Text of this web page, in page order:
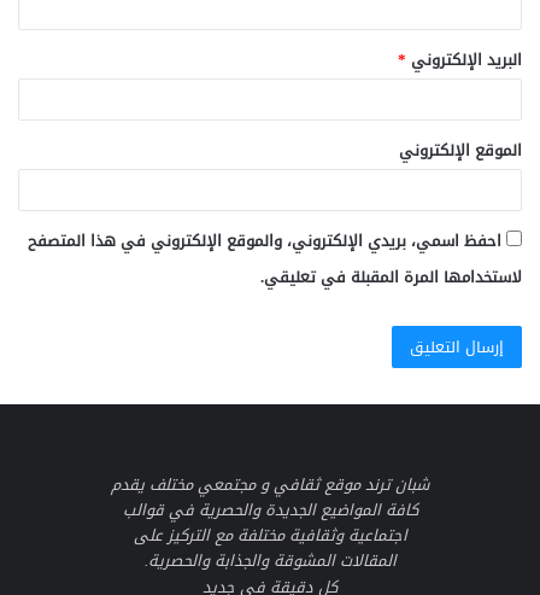
البريد الإلكتروني *
الموقع الإلكتروني
احفظ اسمي، بريدي الإلكتروني، والموقع الإلكتروني في هذا المتصفح
لاستخدامها المرة المقبلة في تعليقي.
شبان ترند موقع ثقافي و مجتمعي مختلف يقدم
كافة المواضيع الجديدة والحصرية في قوالب
اجتماعية وثقافية مختلفة مع التركيز على
المقالات المشوقة والجذابة والحصرية.
كل دقيقة في جديد